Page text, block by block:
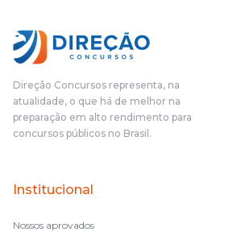
Direção Concursos representa, na
atualidade, o que há de melhor na
preparação em alto rendimento para
concursos públicos no Brasil.
Institucional
Nossos aprovados